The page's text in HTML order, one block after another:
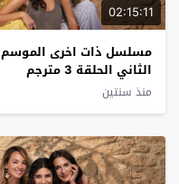
02:15:11
مسلسل ذات اخرى الموسم
الثاني الحلقة 3 مترجم
منذ سنتين